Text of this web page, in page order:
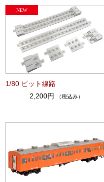
1/80 ピット線路
2,200円
（税込み）